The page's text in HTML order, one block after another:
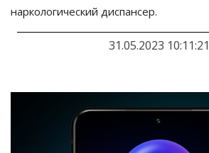
наркологический диспансер.
31.05.2023 10:11:21